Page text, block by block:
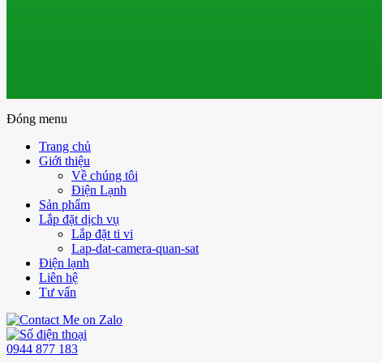
Đóng menu
Trang chủ
Giới thiệu
Về chúng tôi
Điện Lạnh
Sản phẩm
Lắp đặt dịch vụ
Lắp đặt ti vi
Lap-dat-camera-quan-sat
Điện lạnh
Liên hệ
Tư vấn
0944 877 183